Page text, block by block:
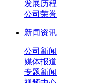
发展历程
公司荣誉
新闻资讯
公司新闻
媒体报道
专题新闻